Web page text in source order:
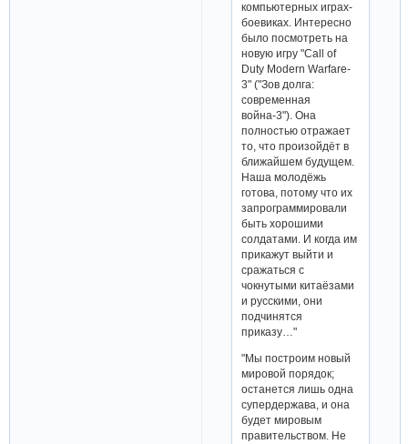
компьютерных играх-
боевиках. Интересно
было посмотреть на
новую игру "Call of
Duty Modern Warfare-
3" ("Зов долга:
современная
война-3"). Она
полностью отражает
то, что произойдёт в
ближайшем будущем.
Наша молодёжь
готова, потому что их
запрограммировали
быть хорошими
солдатами. И когда им
прикажут выйти и
сражаться с
чокнутыми китаёзами
и русскими, они
подчинятся
приказу…"
"Мы построим новый
мировой порядок;
останется лишь одна
супердержава, и она
будет мировым
правительством. Не